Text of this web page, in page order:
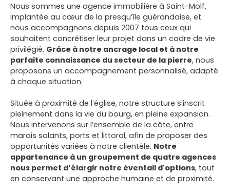
Nous sommes une agence immobilière à Saint-Molf,
implantée au cœur de la presqu’île guérandaise, et
nous accompagnons depuis 2007 tous ceux qui
souhaitent concrétiser leur projet dans un cadre de vie
privilégié. Grâce à notre ancrage local et à notre
parfaite connaissance du secteur de la pierre, nous
proposons un accompagnement personnalisé, adapté
à chaque situation.
Située à proximité de l’église, notre structure s’inscrit
pleinement dans la vie du bourg, en pleine expansion.
Nous intervenons sur l’ensemble de la côte, entre
marais salants, ports et littoral, afin de proposer des
opportunités variées à notre clientèle. Notre
appartenance à un groupement de quatre agences
nous permet d’élargir notre éventail d'options, tout
en conservant une approche humaine et de proximité.